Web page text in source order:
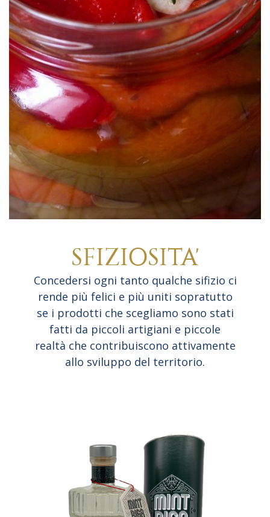
SFIZIOSITA'
Concedersi ogni tanto qualche sifizio ci
rende più felici e più uniti sopratutto
se i prodotti che scegliamo sono stati
fatti da piccoli artigiani e piccole
realtà che contribuiscono attivamente
allo sviluppo del territorio.